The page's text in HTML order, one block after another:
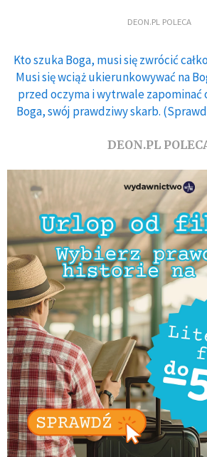
DEON.PL POLECA
Kto szuka Boga, musi się zwrócić
Musi się wciąż ukierunkowywać na
przed oczyma i wytrwale zapominać
Boga, swój prawdziwy skarb.
DEON.PL